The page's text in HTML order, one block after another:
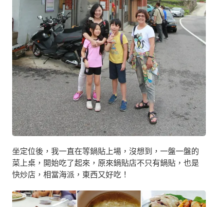
坐定位後，我一直在等鍋貼上場，沒想到，一盤一盤的
菜上桌，開始吃了起來，原來鍋貼店不只有鍋貼，也是
快炒店，相當海派，東西又好吃！